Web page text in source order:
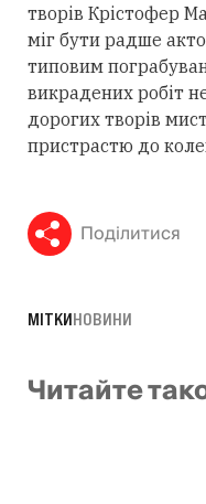
творів Крістофер
міг бути радше
типовим
викрадених робіт
дорогих творів
пристрастю до
Поділитися
МІТКИНОВИНИ
Читайте